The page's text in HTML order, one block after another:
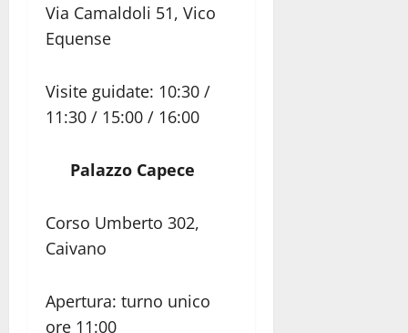
Via Camaldoli 51, Vico
Equense
Visite guidate: 10:30 /
11:30 / 15:00 / 16:00
Palazzo Capece
Corso Umberto 302,
Caivano
Apertura: turno unico
ore 11:00